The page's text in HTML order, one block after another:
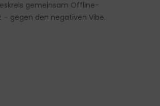
gemeinsam Offline-
– gegen den negativen Vibe.